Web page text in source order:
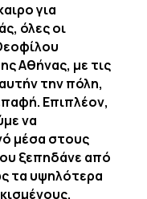
για
όλες οι
Αθήνας, με τις
την πόλη,
Επιπλέον,
να
μέσα στους
ξεπηδάνε από
τα υψηλότερα